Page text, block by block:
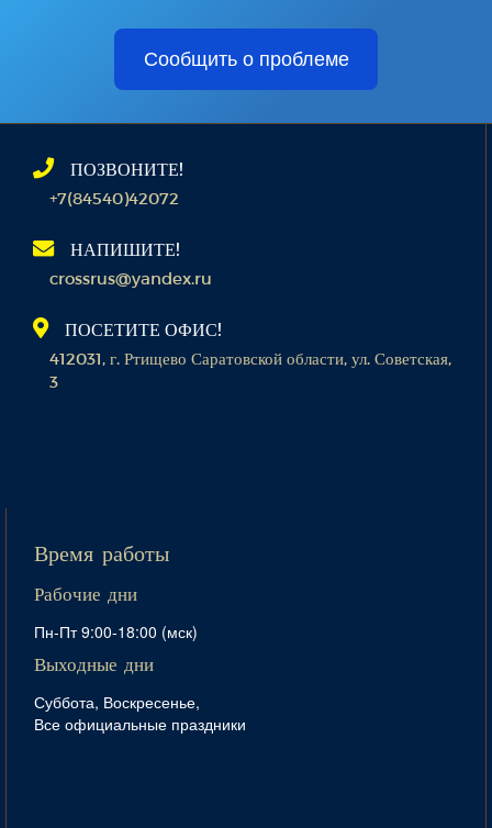
Сообщить о проблеме
ПОЗВОНИТЕ!
+7(84540)42072
НАПИШИТЕ!
crossrus@yandex.ru
ПОСЕТИТЕ ОФИС!
412031, г. Ртищево Саратовской области, ул. Советская,
3
Время работы
Рабочие дни
Пн-Пт 9:00-18:00 (мск)
Выходные дни
Суббота, Воскресенье,
Все официальные праздники